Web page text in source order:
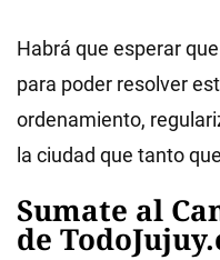
Habrá que esperar
para poder resolver
ordenamiento,
la ciudad que tanto
Sumate al
de